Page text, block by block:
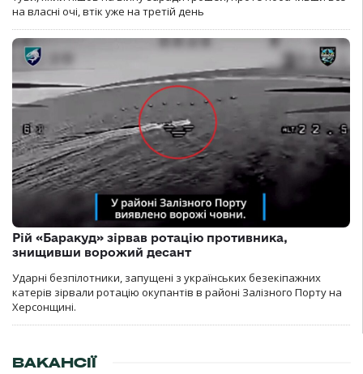
на власні очі, втік уже на третій день
Рій «Баракуд» зірвав ротацію противника,
знищивши ворожий десант
Ударні безпілотники, запущені з українських безекіпажних
катерів зірвали ротацію окупантів в районі Залізного Порту на
Херсонщині.
ВАКАНСІЇ